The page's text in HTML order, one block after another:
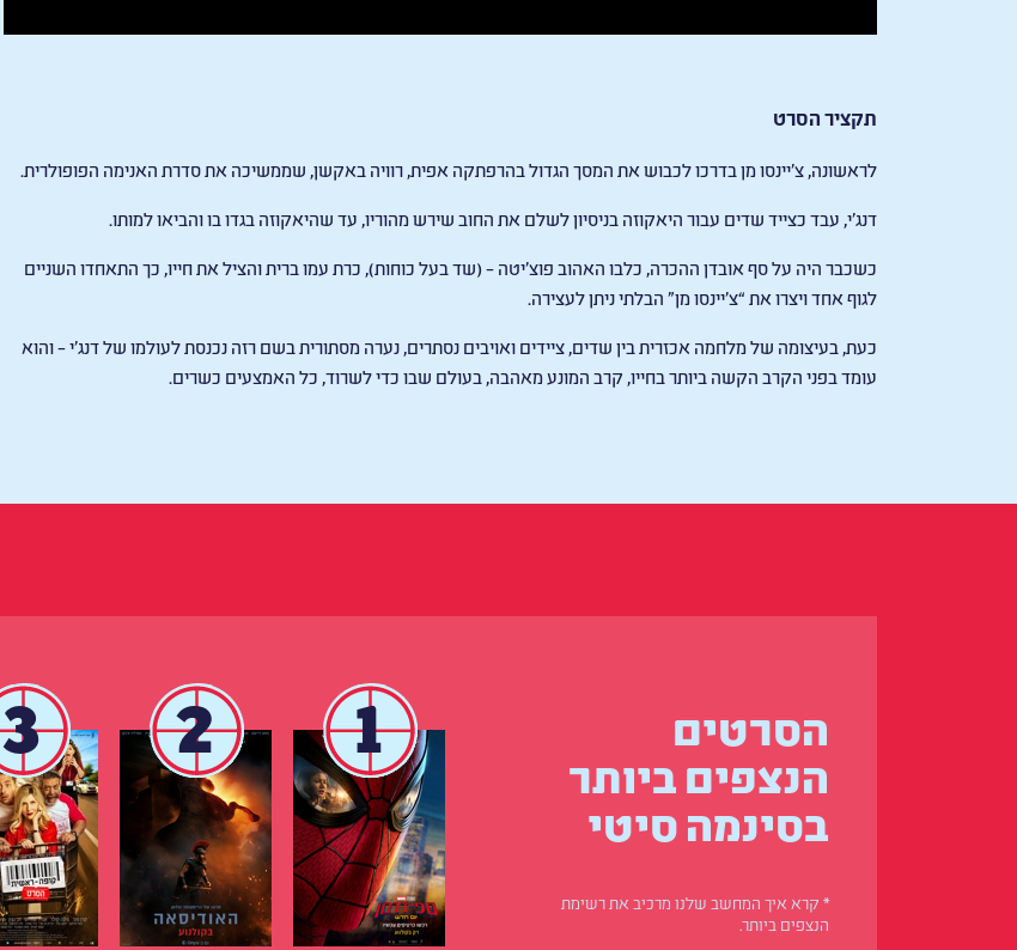
תקציר הסרט
לראשונה, צ’יינסו מן בדרכו לכבוש את המסך הגדול בהרפתקה אפית, רוויה באקשן, שממשיכה את סדרת האנימה הפופולרית.
דנג’י, עבד כצייד שדים עבור היאקוזה בניסיון לשלם את החוב שירש מהוריו, עד שהיאקוזה בגדו בו והביאו למותו.
כשכבר היה על סף אובדן ההכרה, כלבו האהוב פוצ’יטה – (שד בעל כוחות), כרת עמו ברית והציל את חייו, כך התאחדו השניים
לגוף אחד ויצרו את “צ’יינסו מן” הבלתי ניתן לעצירה.
כעת, בעיצומה של מלחמה אכזרית בין שדים, ציידים ואויבים נסתרים, נערה מסתורית בשם רזה נכנסת לעולמו של דנג’י – והוא
עומד בפני הקרב הקשה ביותר בחייו, קרב המונע מאהבה, בעולם שבו כדי לשרוד, כל האמצעים כשרים.
הסרטים
הנצפים ביותר
בסינמה סיטי
* קרא איך המחשב שלנו מרכיב את רשימת
הנצפים ביותר.
1
2
3